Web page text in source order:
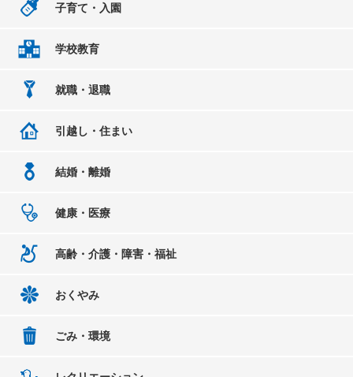
子育て・入園
学校教育
就職・退職
引越し・住まい
結婚・離婚
健康・医療
高齢・介護・障害・福祉
おくやみ
ごみ・環境